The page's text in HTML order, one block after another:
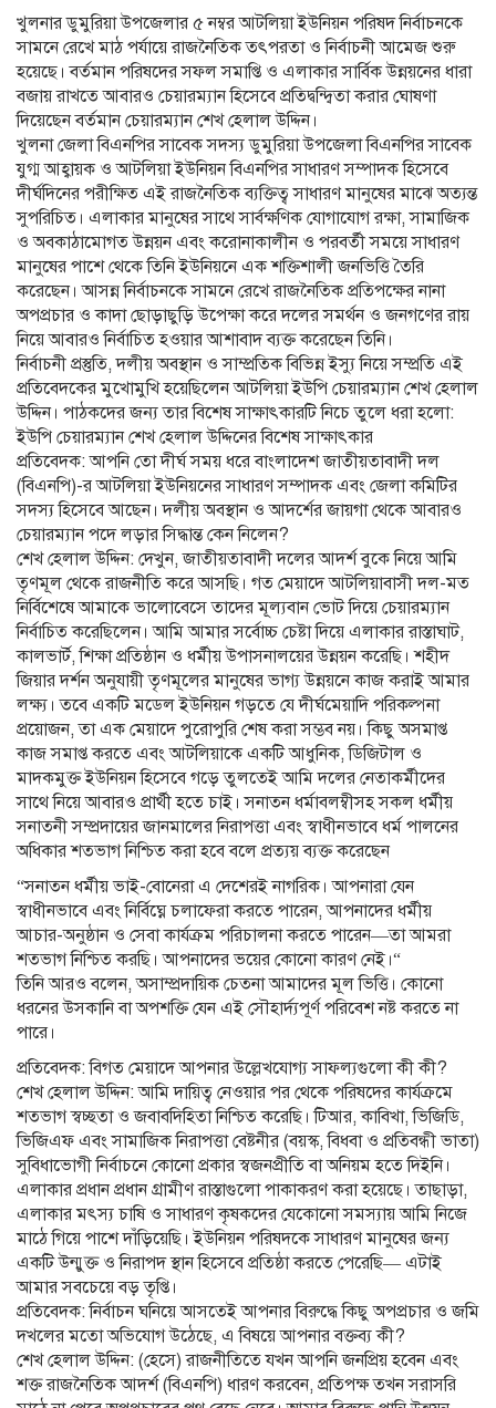
খুলনার ডুমুরিয়া উপজেলার ৫ নম্বর আটলিয়া ইউনিয়ন পরিষদ নির্বাচনকে
সামনে রেখে মাঠ পর্যায়ে রাজনৈতিক তৎপরতা ও নির্বাচনী আমেজ শুরু
হয়েছে। বর্তমান পরিষদের সফল সমাপ্তি ও এলাকার সার্বিক উন্নয়নের ধারা
বজায় রাখতে আবারও চেয়ারম্যান হিসেবে প্রতিদ্বন্দ্বিতা করার ঘোষণা
দিয়েছেন বর্তমান চেয়ারম্যান শেখ হেলাল উদ্দিন।
খুলনা জেলা বিএনপির সাবেক সদস্য ডুমুরিয়া উপজেলা বিএনপির সাবেক
যুগ্ম আহ্বায়ক ও আটলিয়া ইউনিয়ন বিএনপির সাধারণ সম্পাদক হিসেবে
দীর্ঘদিনের পরীক্ষিত এই রাজনৈতিক ব্যক্তিত্ব সাধারণ মানুষের মাঝে অত্যন্ত
সুপরিচিত। এলাকার মানুষের সাথে সার্বক্ষণিক যোগাযোগ রক্ষা, সামাজিক
ও অবকাঠামোগত উন্নয়ন এবং করোনাকালীন ও পরবর্তী সময়ে সাধারণ
মানুষের পাশে থেকে তিনি ইউনিয়নে এক শক্তিশালী জনভিত্তি তৈরি
করেছেন। আসন্ন নির্বাচনকে সামনে রেখে রাজনৈতিক প্রতিপক্ষের নানা
অপপ্রচার ও কাদা ছোড়াছুড়ি উপেক্ষা করে দলের সমর্থন ও জনগণের রায়
নিয়ে আবারও নির্বাচিত হওয়ার আশাবাদ ব্যক্ত করেছেন তিনি।
নির্বাচনী প্রস্তুতি, দলীয় অবস্থান ও সাম্প্রতিক বিভিন্ন ইস্যু নিয়ে সম্প্রতি এই
প্রতিবেদকের মুখোমুখি হয়েছিলেন আটলিয়া ইউপি চেয়ারম্যান শেখ হেলাল
উদ্দিন। পাঠকদের জন্য তার বিশেষ সাক্ষাৎকারটি নিচে তুলে ধরা হলো:
ইউপি চেয়ারম্যান শেখ হেলাল উদ্দিনের বিশেষ সাক্ষাৎকার
প্রতিবেদক: আপনি তো দীর্ঘ সময় ধরে বাংলাদেশ জাতীয়তাবাদী দল
(বিএনপি)-র আটলিয়া ইউনিয়নের সাধারণ সম্পাদক এবং জেলা কমিটির
সদস্য হিসেবে আছেন। দলীয় অবস্থান ও আদর্শের জায়গা থেকে আবারও
চেয়ারম্যান পদে লড়ার সিদ্ধান্ত কেন নিলেন?
শেখ হেলাল উদ্দিন: দেখুন, জাতীয়তাবাদী দলের আদর্শ বুকে নিয়ে আমি
তৃণমূল থেকে রাজনীতি করে আসছি। গত মেয়াদে আটলিয়াবাসী দল-মত
নির্বিশেষে আমাকে ভালোবেসে তাদের মূল্যবান ভোট দিয়ে চেয়ারম্যান
নির্বাচিত করেছিলেন। আমি আমার সর্বোচ্চ চেষ্টা দিয়ে এলাকার রাস্তাঘাট,
কালভার্ট, শিক্ষা প্রতিষ্ঠান ও ধর্মীয় উপাসনালয়ের উন্নয়ন করেছি। শহীদ
জিয়ার দর্শন অনুযায়ী তৃণমূলের মানুষের ভাগ্য উন্নয়নে কাজ করাই আমার
লক্ষ্য। তবে একটি মডেল ইউনিয়ন গড়তে যে দীর্ঘমেয়াদি পরিকল্পনা
প্রয়োজন, তা এক মেয়াদে পুরোপুরি শেষ করা সম্ভব নয়। কিছু অসমাপ্ত
কাজ সমাপ্ত করতে এবং আটলিয়াকে একটি আধুনিক, ডিজিটাল ও
মাদকমুক্ত ইউনিয়ন হিসেবে গড়ে তুলতেই আমি দলের নেতাকর্মীদের
সাথে নিয়ে আবারও প্রার্থী হতে চাই। সনাতন ধর্মাবলম্বীসহ সকল ধর্মীয়‌
সনাতনী সম্প্রদায়ের জানমালের নিরাপত্তা এবং স্বাধীনভাবে ধর্ম পালনের
অধিকার শতভাগ নিশ্চিত করা হবে বলে প্রত্যয় ব্যক্ত করেছেন
“সনাতন ধর্মীয় ভাই-বোনেরা এ দেশেরই নাগরিক। আপনারা যেন
স্বাধীনভাবে এবং নির্বিঘ্নে চলাফেরা করতে পারেন, আপনাদের ধর্মীয়
আচার-অনুষ্ঠান ও সেবা কার্যক্রম পরিচালনা করতে পারেন—তা আমরা
শতভাগ নিশ্চিত করছি। আপনাদের ভয়ের কোনো কারণ নেই।“
তিনি আরও বলেন, অসাম্প্রদায়িক চেতনা আমাদের মূল ভিত্তি। কোনো
ধরনের উসকানি বা অপশক্তি যেন এই সৌহার্দ্যপূর্ণ পরিবেশ নষ্ট করতে না
পারে।
প্রতিবেদক: বিগত মেয়াদে আপনার উল্লেখযোগ্য সাফল্যগুলো কী কী?
শেখ হেলাল উদ্দিন: আমি দায়িত্ব নেওয়ার পর থেকে পরিষদের কার্যক্রমে
শতভাগ স্বচ্ছতা ও জবাবদিহিতা নিশ্চিত করেছি। টিআর, কাবিখা, ভিজিডি,
ভিজিএফ এবং সামাজিক নিরাপত্তা বেষ্টনীর (বয়স্ক, বিধবা ও প্রতিবন্ধী ভাতা)
সুবিধাভোগী নির্বাচনে কোনো প্রকার স্বজনপ্রীতি বা অনিয়ম হতে দিইনি।
এলাকার প্রধান প্রধান গ্রামীণ রাস্তাগুলো পাকাকরণ করা হয়েছে। তাছাড়া,
এলাকার মৎস্য চাষি ও সাধারণ কৃষকদের যেকোনো সমস্যায় আমি নিজে
মাঠে গিয়ে পাশে দাঁড়িয়েছি। ইউনিয়ন পরিষদকে সাধারণ মানুষের জন্য
একটি উন্মুক্ত ও নিরাপদ স্থান হিসেবে প্রতিষ্ঠা করতে পেরেছি— এটাই
আমার সবচেয়ে বড় তৃপ্তি।
প্রতিবেদক: নির্বাচন ঘনিয়ে আসতেই আপনার বিরুদ্ধে কিছু অপপ্রচার ও জমি
দখলের মতো অভিযোগ উঠেছে, এ বিষয়ে আপনার বক্তব্য কী?
শেখ হেলাল উদ্দিন: (হেসে) রাজনীতিতে যখন আপনি জনপ্রিয় হবেন এবং
শক্ত রাজনৈতিক আদর্শ (বিএনপি) ধারণ করবেন, প্রতিপক্ষ তখন সরাসরি